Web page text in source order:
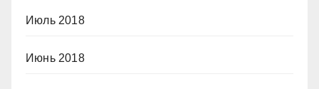
Июль 2018
Июнь 2018